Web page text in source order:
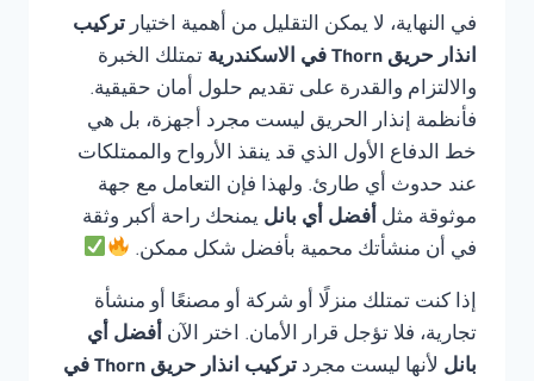
في النهاية، لا يمكن التقليل من أهمية اختيار تركيب
انذار حريق Thorn في الاسكندرية
تمتلك الخبرة
والالتزام والقدرة على تقديم حلول أمان حقيقية.
فأنظمة إنذار الحريق ليست مجرد أجهزة، بل هي
خط الدفاع الأول الذي قد ينقذ الأرواح والممتلكات
عند حدوث أي طارئ. ولهذا فإن التعامل مع جهة
موثوقة مثل أفضل أي بانل يمنحك راحة أكبر وثقة
في أن منشأتك محمية بأفضل شكل ممكن.
إذا كنت تمتلك منزلًا أو شركة أو مصنعًا أو منشأة
تجارية، فلا تؤجل قرار الأمان. اختر الآن أفضل أي
بانل لأنها ليست مجرد
تركيب انذار حريق Thorn في